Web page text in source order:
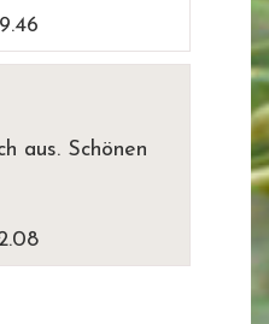
aus. Schönen